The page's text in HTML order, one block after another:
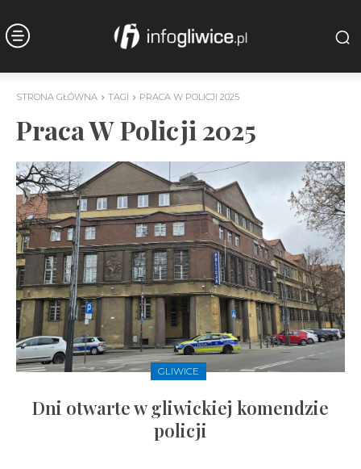
STRONA GŁÓWNA TAGI PRACA W POLICJI 2025
Praca W Policji 2025
GLIWICE
Dni otwarte w gliwickiej komendzie
policji